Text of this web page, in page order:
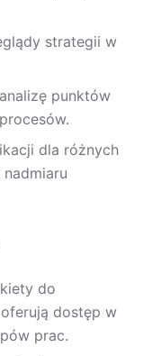
strategii w
punktów
dla różnych
do
dostęp w
prac.